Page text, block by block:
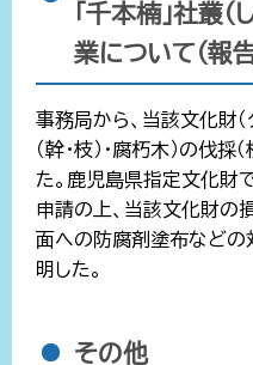
「千本楠」社叢
業について（報告
事務局から、当該文化財（
（幹・枝）・腐朽木）の伐
た。鹿児島県指定文化財
申請の上、当該文化財の
面への防腐剤塗布など
明した。
その他